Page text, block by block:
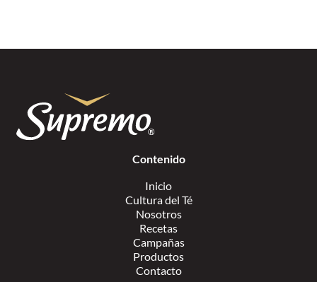
Contenido
Inicio
Cultura del Té
Nosotros
Recetas
Campañas
Productos
Contacto